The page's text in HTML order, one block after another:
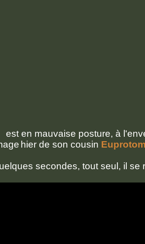
est en mauvaise posture, à
hier de son cousin
secondes, tout seul, il se